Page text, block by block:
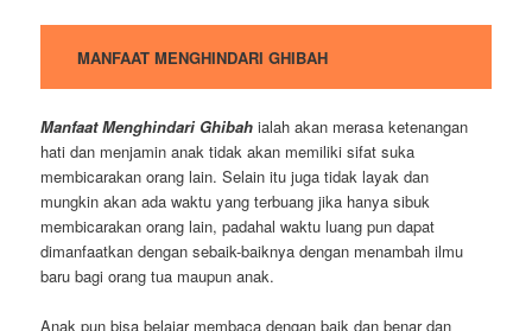
MANFAAT MENGHINDARI GHIBAH
Manfaat Menghindari Ghibah ialah akan merasa ketenangan
hati dan menjamin anak tidak akan memiliki sifat suka
membicarakan orang lain. Selain itu juga tidak layak dan
mungkin akan ada waktu yang terbuang jika hanya sibuk
membicarakan orang lain, padahal waktu luang pun dapat
dimanfaatkan dengan sebaik-baiknya dengan menambah ilmu
baru bagi orang tua maupun anak.
Anak pun bisa belajar membaca dengan baik dan benar dan